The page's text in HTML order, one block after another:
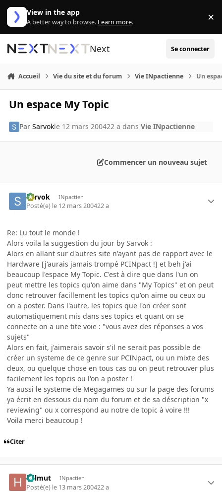
Aller au contenu
View in the app
A better way to browse. Learn more. ×
Next Se connecter
Accueil Vie du site et du forum Vie INpactienne Un
Un espace My Topic
ParSarvokle 12 mars 200422 a dansVie INpactienne
Commencer un nouveau sujet
Sarvok INpactien
Posté(e) le 12 mars 200422 a
Re: Lu tout le monde !
Alors voila la suggestion du jour by Sarvok :
Alors en allant sur d'autres site n'ayant pas de rapport avec le
Hardware [j'aurais jamais trompé PCINpact !] et beh j'ai
beaucoup l'espace My Topic. C'est à dire que dans l'un on
peut mettre les topics qu'on aime dans "My Topics" et on peut
donc retrouver facillement les topics qu'on aime ou ceux ou
on a poster. Dans l'autre, les topics que l'on créer sont
automatiquement mis dans ses topics et quant on se
connecte on a une tite voie : "vous avez des réponses a vos
sujets"
Alors en fait, j'aimerais savoir s'il ne serait pas possible de
créer un systeme de ce genre sur PCINpact, ou un mixte des
deux, ou quelque chose en tous cas ou on peut retrouver plus
facilement les topcis ou l'on a poster !
Ya aussi le systeme de Megagames ou sur la page des forums
ya écrit en dessous du nom du forum et de sa déscription "x
reviewing" ou x correspond au notre de topic à voire !!!
Voila merci beaucoup !
Citer
helmut INpactien
Posté(e) le 13 mars 200422 a